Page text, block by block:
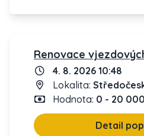
Renovace
4. 8. 2026 10:48
Lokalita:
Hodnota: 0 - 20
Detail